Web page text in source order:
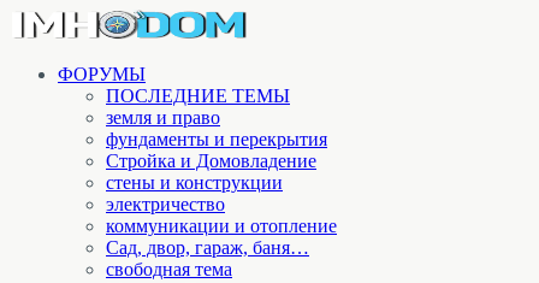
ФОРУМЫ
ПОСЛЕДНИЕ ТЕМЫ
земля и право
фундаменты и перекрытия
Стройка и Домовладение
стены и конструкции
электричество
коммуникации и отопление
Cад, двор, гараж, баня…
свободная тема